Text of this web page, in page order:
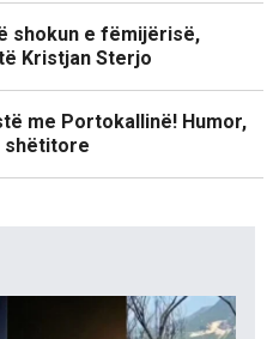
shokun e fëmijërisë,
Kristjan Sterjo
me Portokallinë! Humor,
shëtitore